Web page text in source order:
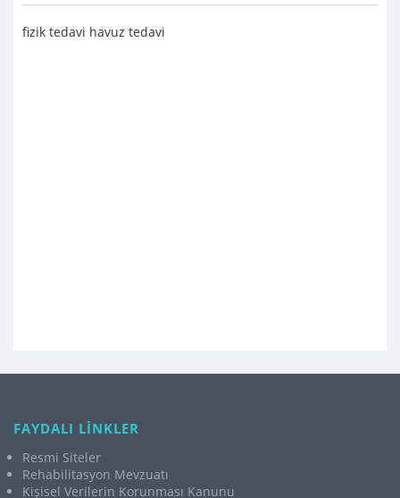
fizik tedavi havuz tedavi
FAYDALI LİNKLER
Resmi Siteler
Rehabilitasyon Mevzuatı
Kişisel Verilerin Korunması Kanunu